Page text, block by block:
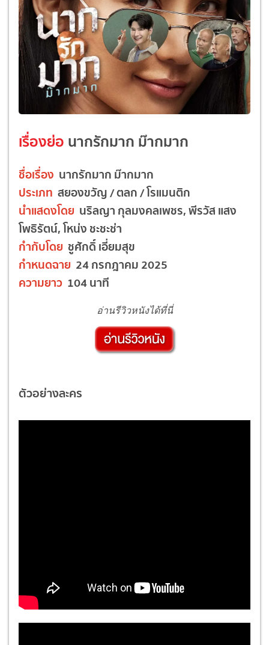
เรื่องย่อ นากรักมาก ม๊ากมาก
ชื่อเรื่อง นากรักมาก ม๊ากมาก
ประเภท สยองขวัญ / ตลก / โรแมนติก
นำแสดงโดย นริลญา กุลมงคลเพชร, พีรวัส แสง
โพธิรัตน์, โหน่ง ชะชะช่า
กำกับโดย ชูศักดิ์ เอี่ยมสุข
กำหนดฉาย 24 กรกฎาคม 2025
ความยาว 104 นาที
อ่านรีวิวหนังได้ที่นี่
ตัวอย่างละคร